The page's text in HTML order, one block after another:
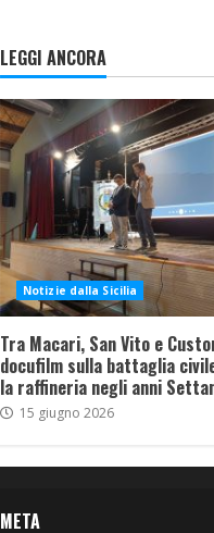
LEGGI ANCORA
Notizie dalla Sicilia
Tra Macari, San Vito e
docufilm sulla battaglia
la raffineria negli anni
15 giugno 2026
META